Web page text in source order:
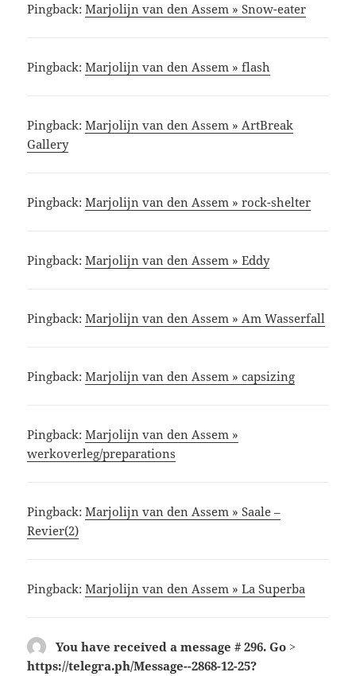
Pingback:Marjolijn van den Assem » Snow-eater
Pingback:Marjolijn van den Assem » flash
Pingback:Marjolijn van den Assem » ArtBreak
Gallery
Pingback:Marjolijn van den Assem » rock-shelter
Pingback:Marjolijn van den Assem » Eddy
Pingback:Marjolijn van den Assem » Am Wasserfall
Pingback:Marjolijn van den Assem » capsizing
Pingback:Marjolijn van den Assem »
werkoverleg/preparations
Pingback:Marjolijn van den Assem » Saale –
Revier(2)
Pingback:Marjolijn van den Assem » La Superba
You have received a message # 296. Go >
https://telegra.ph/Message--2868-12-25?